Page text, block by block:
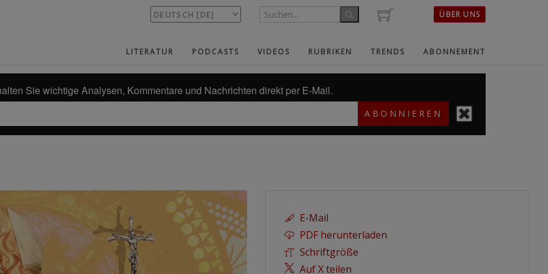
ÜBER UNS
LITERATUR PODCASTS VIDEOS RUBRIKEN TRENDS ABONNEMENT
Sie wichtige Analysen, Kommentare und Nachrichten direkt per E-Mail.
ABONNIEREN
E-Mail
PDF herunterladen
Schriftgröße
Auf X teilen